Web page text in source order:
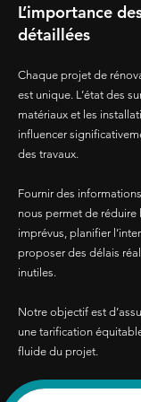
L’importance
détaillées
Chaque projet de
est unique. L’état des
matériaux et les
influencer
des travaux.
Fournir des
nous permet de réduire
imprévus, planifier
proposer des délais
inutiles.
Notre objectif est
une tarification
fluide du projet.